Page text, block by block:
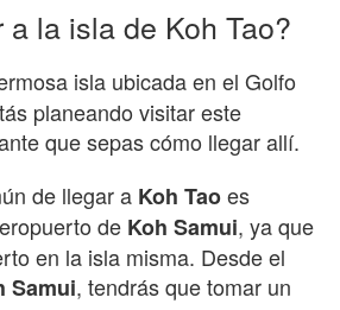
la isla de Koh Tao?
isla ubicada en el Golfo
planeando visitar este
que sepas cómo llegar allí.
de llegar a Koh Taoes
de Koh Samui, ya que
en la isla misma. Desde el
Samui, tendrás que tomar un